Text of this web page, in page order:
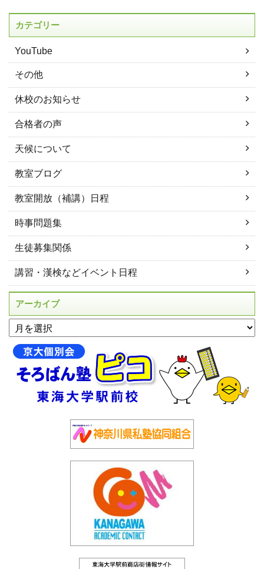
カテゴリー
YouTube
その他
休校のお知らせ
合格者の声
天候について
教室ブログ
教室開放（補講）日程
時事問題集
生徒募集関係
講習・漢検などイベント日程
アーカイブ
アーカイブ